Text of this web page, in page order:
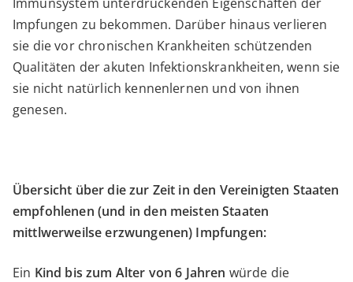
Impfungen zu bekommen. Darüber hinaus verlieren
sie die vor chronischen Krankheiten schützenden
Qualitäten der akuten Infektionskrankheiten, wenn sie
sie nicht natürlich kennenlernen und von ihnen
genesen.
Übersicht über die zur Zeit in den Vereinigten Staaten
empfohlenen (und in den meisten Staaten
mittlwerweilse erzwungenen) Impfungen:
Ein Kind bis zum Alter von 6 Jahren würde die